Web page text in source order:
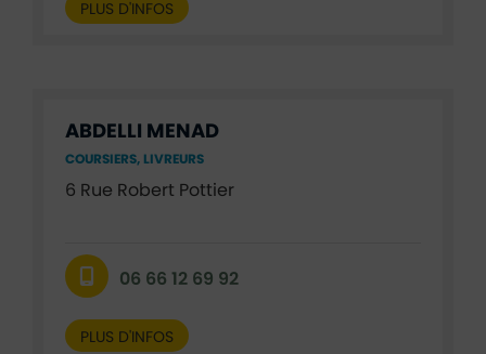
PLUS D'INFOS
ABDELLI MENAD
COURSIERS, LIVREURS
6 Rue Robert Pottier
06 66 12 69 92
PLUS D'INFOS